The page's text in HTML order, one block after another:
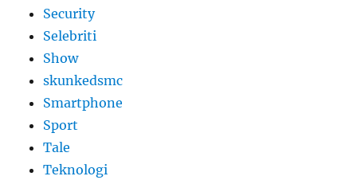
Security
Selebriti
Show
skunkedsmc
Smartphone
Sport
Tale
Teknologi